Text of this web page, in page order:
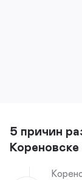
5 причин
Кореновске